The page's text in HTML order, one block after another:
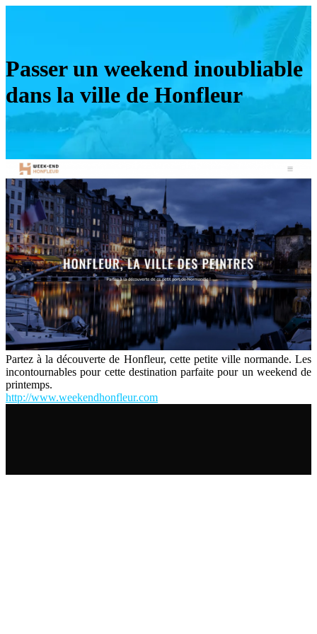
Passer un weekend inoubliable
dans la ville de Honfleur
Partez à la découverte de Honfleur, cette petite ville normande. Les
incontournables pour cette destination parfaite pour un weekend de
printemps.
http://www.weekendhonfleur.com